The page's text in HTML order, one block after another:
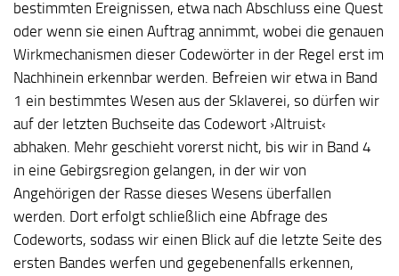
bestimmten Ereignissen, etwa nach Abschluss eine Quest
oder wenn sie einen Auftrag annimmt, wobei die genauen
Wirkmechanismen dieser Codewörter in der Regel erst im
Nachhinein erkennbar werden. Befreien wir etwa in Band
1 ein bestimmtes Wesen aus der Sklaverei, so dürfen wir
auf der letzten Buchseite das Codewort ›Altruist‹
abhaken. Mehr geschieht vorerst nicht, bis wir in Band 4
in eine Gebirgsregion gelangen, in der wir von
Angehörigen der Rasse dieses Wesens überfallen
werden. Dort erfolgt schließlich eine Abfrage des
Codeworts, sodass wir einen Blick auf die letzte Seite des
ersten Bandes werfen und gegebenenfalls erkennen,